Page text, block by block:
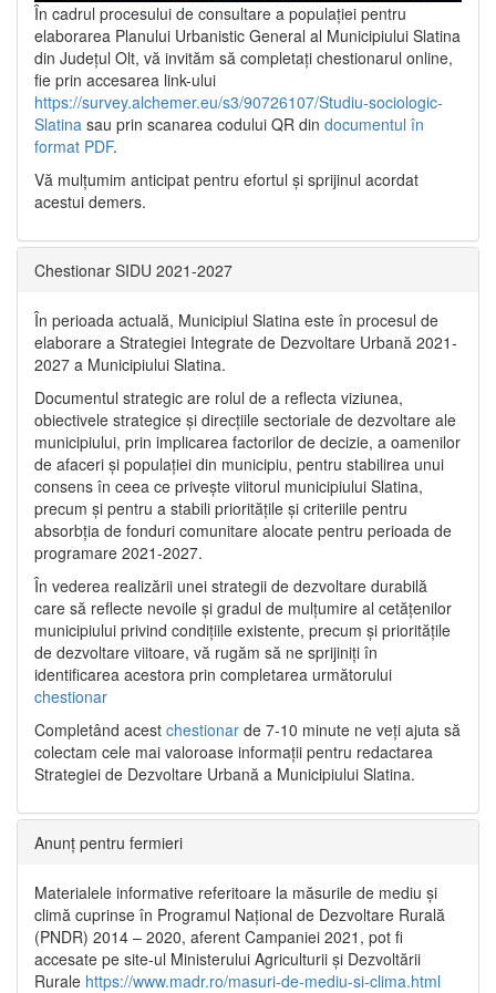
În cadrul procesului de consultare a populaţiei pentru
elaborarea Planului Urbanistic General al Municipiului Slatina
din Județul Olt, vă invităm să completați chestionarul online,
fie prin accesarea link-ului
https://survey.alchemer.eu/s3/90726107/Studiu-sociologic-
Slatina sau prin scanarea codului QR din documentul în
format PDF.
Vă mulţumim anticipat pentru efortul şi sprijinul acordat
acestui demers.
Chestionar SIDU 2021-2027
În perioada actuală, Municipiul Slatina este în procesul de
elaborare a Strategiei Integrate de Dezvoltare Urbană 2021‐
2027 a Municipiului Slatina.
Documentul strategic are rolul de a reflecta viziunea,
obiectivele strategice și direcțiile sectoriale de dezvoltare ale
municipiului, prin implicarea factorilor de decizie, a oamenilor
de afaceri și populației din municipiu, pentru stabilirea unui
consens în ceea ce privește viitorul municipiului Slatina,
precum și pentru a stabili prioritățile și criteriile pentru
absorbția de fonduri comunitare alocate pentru perioada de
programare 2021-2027.
În vederea realizării unei strategii de dezvoltare durabilă
care să reflecte nevoile și gradul de mulțumire al cetățenilor
municipiului privind condițiile existente, precum și prioritățile
de dezvoltare viitoare, vă rugăm să ne sprijiniți în
identificarea acestora prin completarea următorului
chestionar
Completând acest chestionar de 7-10 minute ne veți ajuta să
colectam cele mai valoroase informații pentru redactarea
Strategiei de Dezvoltare Urbană a Municipiului Slatina.
Anunț pentru fermieri
Materialele informative referitoare la măsurile de mediu și
climă cuprinse în Programul Național de Dezvoltare Rurală
(PNDR) 2014 – 2020, aferent Campaniei 2021, pot fi
accesate pe site-ul Ministerului Agriculturii și Dezvoltării
Rurale https://www.madr.ro/masuri-de-mediu-si-clima.html